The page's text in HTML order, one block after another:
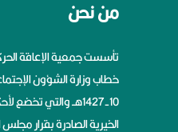
من نحن
تأسست جمعية الإعاقة
10-1427هــ والتي